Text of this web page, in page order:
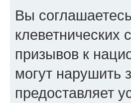
Вы
призывов к
могут нарушить
предоставляет